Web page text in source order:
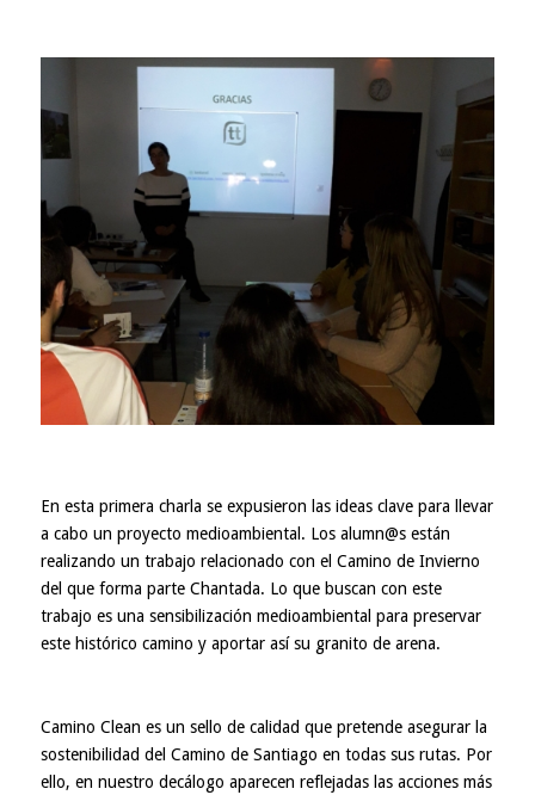
En esta primera charla se expusieron las ideas clave para llevar
a cabo un proyecto medioambiental. Los alumn@s están
realizando un trabajo relacionado con el Camino de Invierno
del que forma parte Chantada. Lo que buscan con este
trabajo es una sensibilización medioambiental para preservar
este histórico camino y aportar así su granito de arena.
Camino Clean es un sello de calidad que pretende asegurar la
sostenibilidad del Camino de Santiago en todas sus rutas. Por
ello, en nuestro decálogo aparecen reflejadas las acciones más